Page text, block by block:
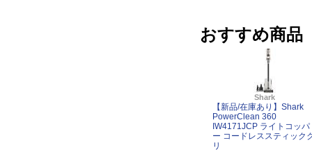
おすすめ商品
Shark
【新品/在庫あり】Shark
PowerClean 360
IW4171JCP ライトコッパ
ー コードレススティック
リ